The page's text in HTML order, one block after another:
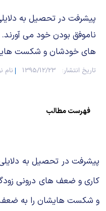
پیشرفت در تحصیل به
ناموفق بودن خود می
های خودشان و شکست
تاریخ انتشار: 1395/12/23 نام
فهرست مطالب
پیشرفت در تحصیل به
کاری و ضعف های درونی
و شکست هایشان را به ضعف